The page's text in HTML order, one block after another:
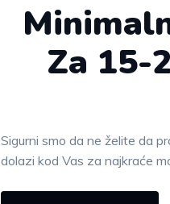
Za 15-
Sigurni smo da ne želite da
dolazi kod Vas za najkraće